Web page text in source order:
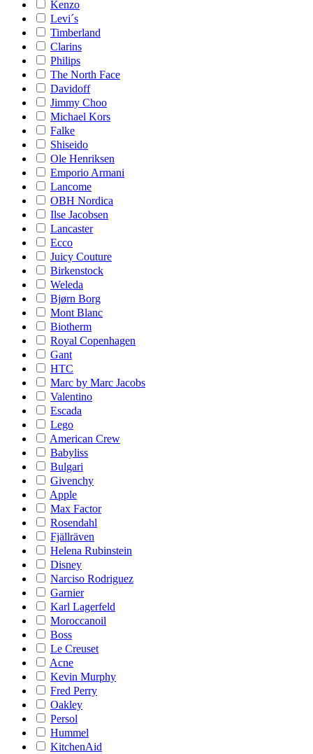
Kenzo
Levi´s
Timberland
Clarins
Philips
The North Face
Davidoff
Jimmy Choo
Michael Kors
Falke
Shiseido
Ole Henriksen
Emporio Armani
Lancome
OBH Nordica
Ilse Jacobsen
Lancaster
Ecco
Juicy Couture
Birkenstock
Weleda
Bjørn Borg
Mont Blanc
Biotherm
Royal Copenhagen
Gant
HTC
Marc by Marc Jacobs
Valentino
Escada
Lego
American Crew
Babyliss
Bulgari
Givenchy
Apple
Max Factor
Rosendahl
Fjällräven
Helena Rubinstein
Disney
Narciso Rodriguez
Garnier
Karl Lagerfeld
Moroccanoil
Boss
Le Creuset
Acne
Kevin Murphy
Fred Perry
Oakley
Persol
Hummel
KitchenAid